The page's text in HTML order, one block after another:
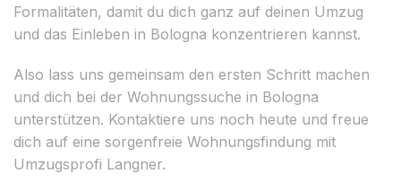
Formalitäten, damit du dich ganz auf deinen Umzug
und das Einleben in Bologna konzentrieren kannst.
Also lass uns gemeinsam den ersten Schritt machen
und dich bei der Wohnungssuche in Bologna
unterstützen. Kontaktiere uns noch heute und freue
dich auf eine sorgenfreie Wohnungsfindung mit
Umzugsprofi Langner.